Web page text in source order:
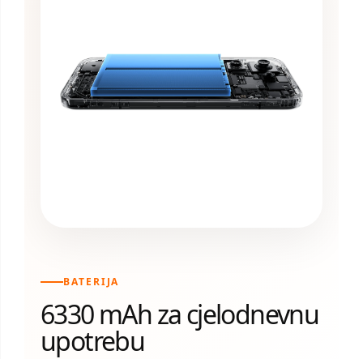
BATERIJA
6330 mAh za cjelodnevnu
upotrebu